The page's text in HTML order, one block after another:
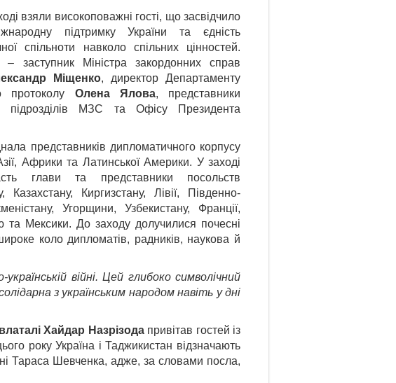
взяли високоповажні гості, що засвідчило
підтримку України та єдність
спільноти навколо спільних цінностей.
заступник Міністра закордонних справ
Міщенко, директор Департаменту
протоколу Олена Ялова, представники
підрозділів МЗС та Офісу Президента
представників дипломатичного корпусу
Африки та Латинської Америки. У заході
глави та представники посольств
Казахстану, Киргизстану, Лівії, Південно-
Угорщини, Узбекистану, Франції,
та Мексики. До заходу долучилися почесні
коло дипломатів, радників, наукова й
війні. Цей глибоко символічний
з українським народом навіть у дні
Хайдар Назрізодапривітав гостей із
року Україна і Таджикистан відзначають
Тараса Шевченка, адже, за словами посла,